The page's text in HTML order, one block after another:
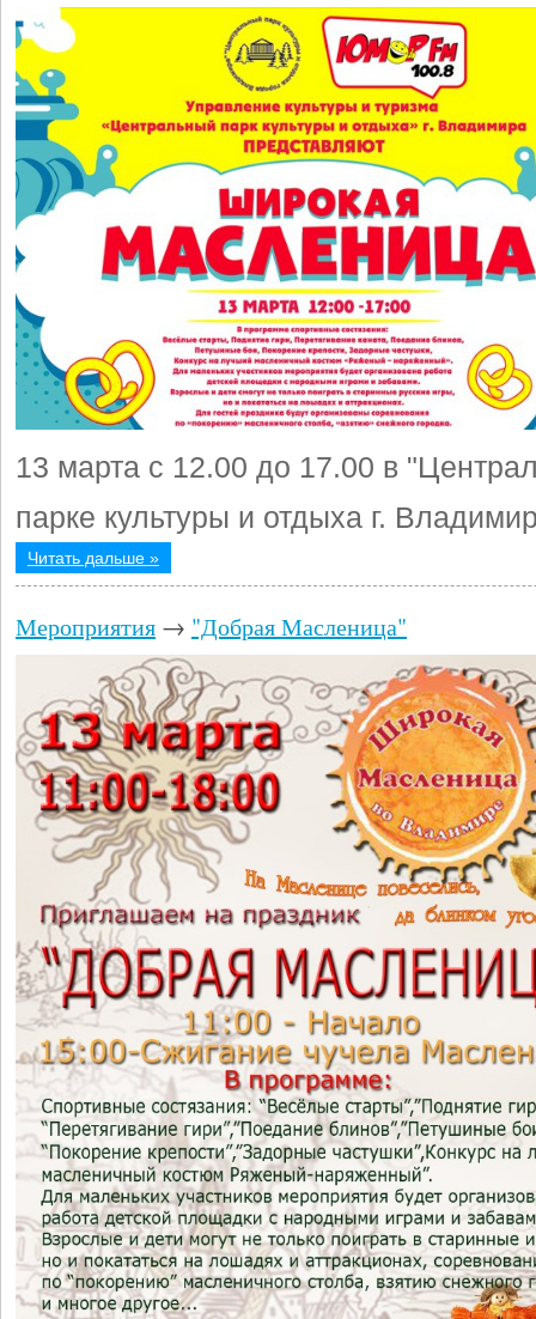
13 марта с 12.00 до 17.00 в
парке культуры и отдыха г.
Читать дальше »
Мероприятия → "Добрая Масленица"